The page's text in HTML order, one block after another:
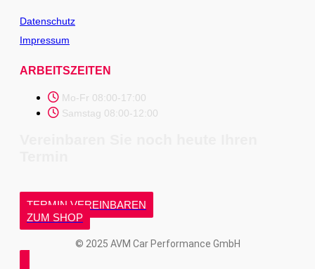
Datenschutz
Impressum
ARBEITSZEITEN
Mo-Fr 08:00-17:00
Samstag 08:00-12:00
TERMIN VEREINBAREN
ZUM SHOP
© 2025 AVM Car Performance GmbH